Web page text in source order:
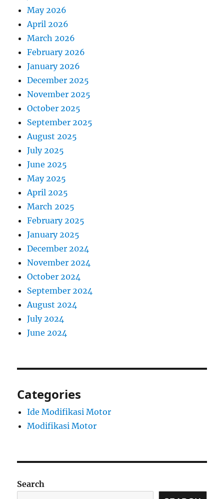
May 2026
April 2026
March 2026
February 2026
January 2026
December 2025
November 2025
October 2025
September 2025
August 2025
July 2025
June 2025
May 2025
April 2025
March 2025
February 2025
January 2025
December 2024
November 2024
October 2024
September 2024
August 2024
July 2024
June 2024
Categories
Ide Modifikasi Motor
Modifikasi Motor
Search